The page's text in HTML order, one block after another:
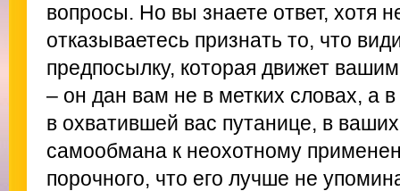
вопросы. Но вы знаете ответ, хотя
отказываетесь признать то, что
предпосылку, которая движет
– он дан вам не в метких словах, а
в охватившей вас путанице, в
самообмана к неохотному
порочного, что его лучше не